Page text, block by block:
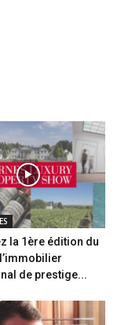
la 1ère édition du
de prestige...